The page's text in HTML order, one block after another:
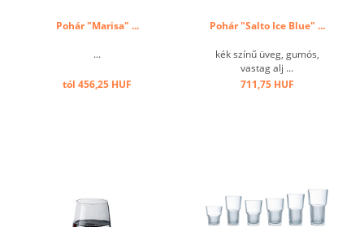
Pohár "Marisa" ...
...
tól 456,25 HUF
Pohár "Salto Ice Blue" ...
kék színű üveg, gumós,
vastag alj ...
711,75 HUF